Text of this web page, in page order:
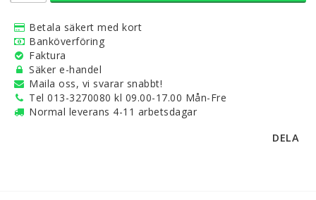
Betala säkert med kort
Banköverföring
Faktura
Säker e-handel
Maila oss, vi svarar snabbt!
Tel 013-3270080 kl 09.00-17.00 Mån-Fre
Normal leverans 4-11 arbetsdagar
DELA